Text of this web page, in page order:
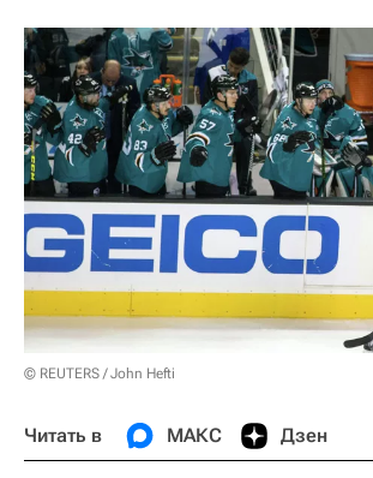
© REUTERS / John Hefti
Читать в МАКС Дзен